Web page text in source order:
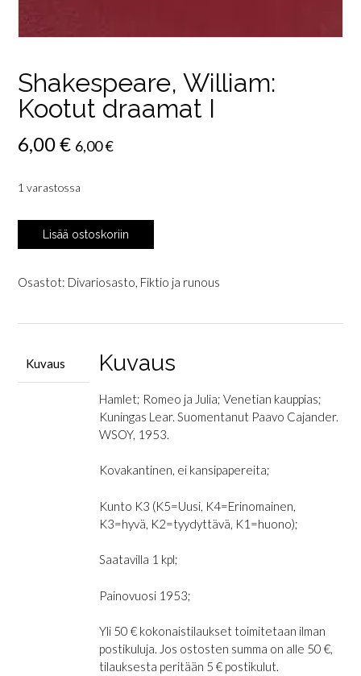
Shakespeare, William:
Kootut draamat I
6,00€ 6,00€
1 varastossa
Shakespeare,
William:
draamat
Lisää ostoskoriin
Osastot: Divariosasto, Fiktio ja runous
Kuvaus Kuvaus
Hamlet; Romeo ja Julia; Venetian kauppias;
Kuningas Lear. Suomentanut Paavo Cajander.
WSOY, 1953.
Kovakantinen, ei kansipapereita;
Kunto K3 (K5=Uusi, K4=Erinomainen,
K3=hyvä, K2=tyydyttävä, K1=huono);
Saatavilla 1 kpl;
Painovuosi 1953;
Yli 50 € kokonaistilaukset toimitetaan ilman
postikuluja. Jos ostosten summa on alle 50 €,
tilauksesta peritään 5 € postikulut.